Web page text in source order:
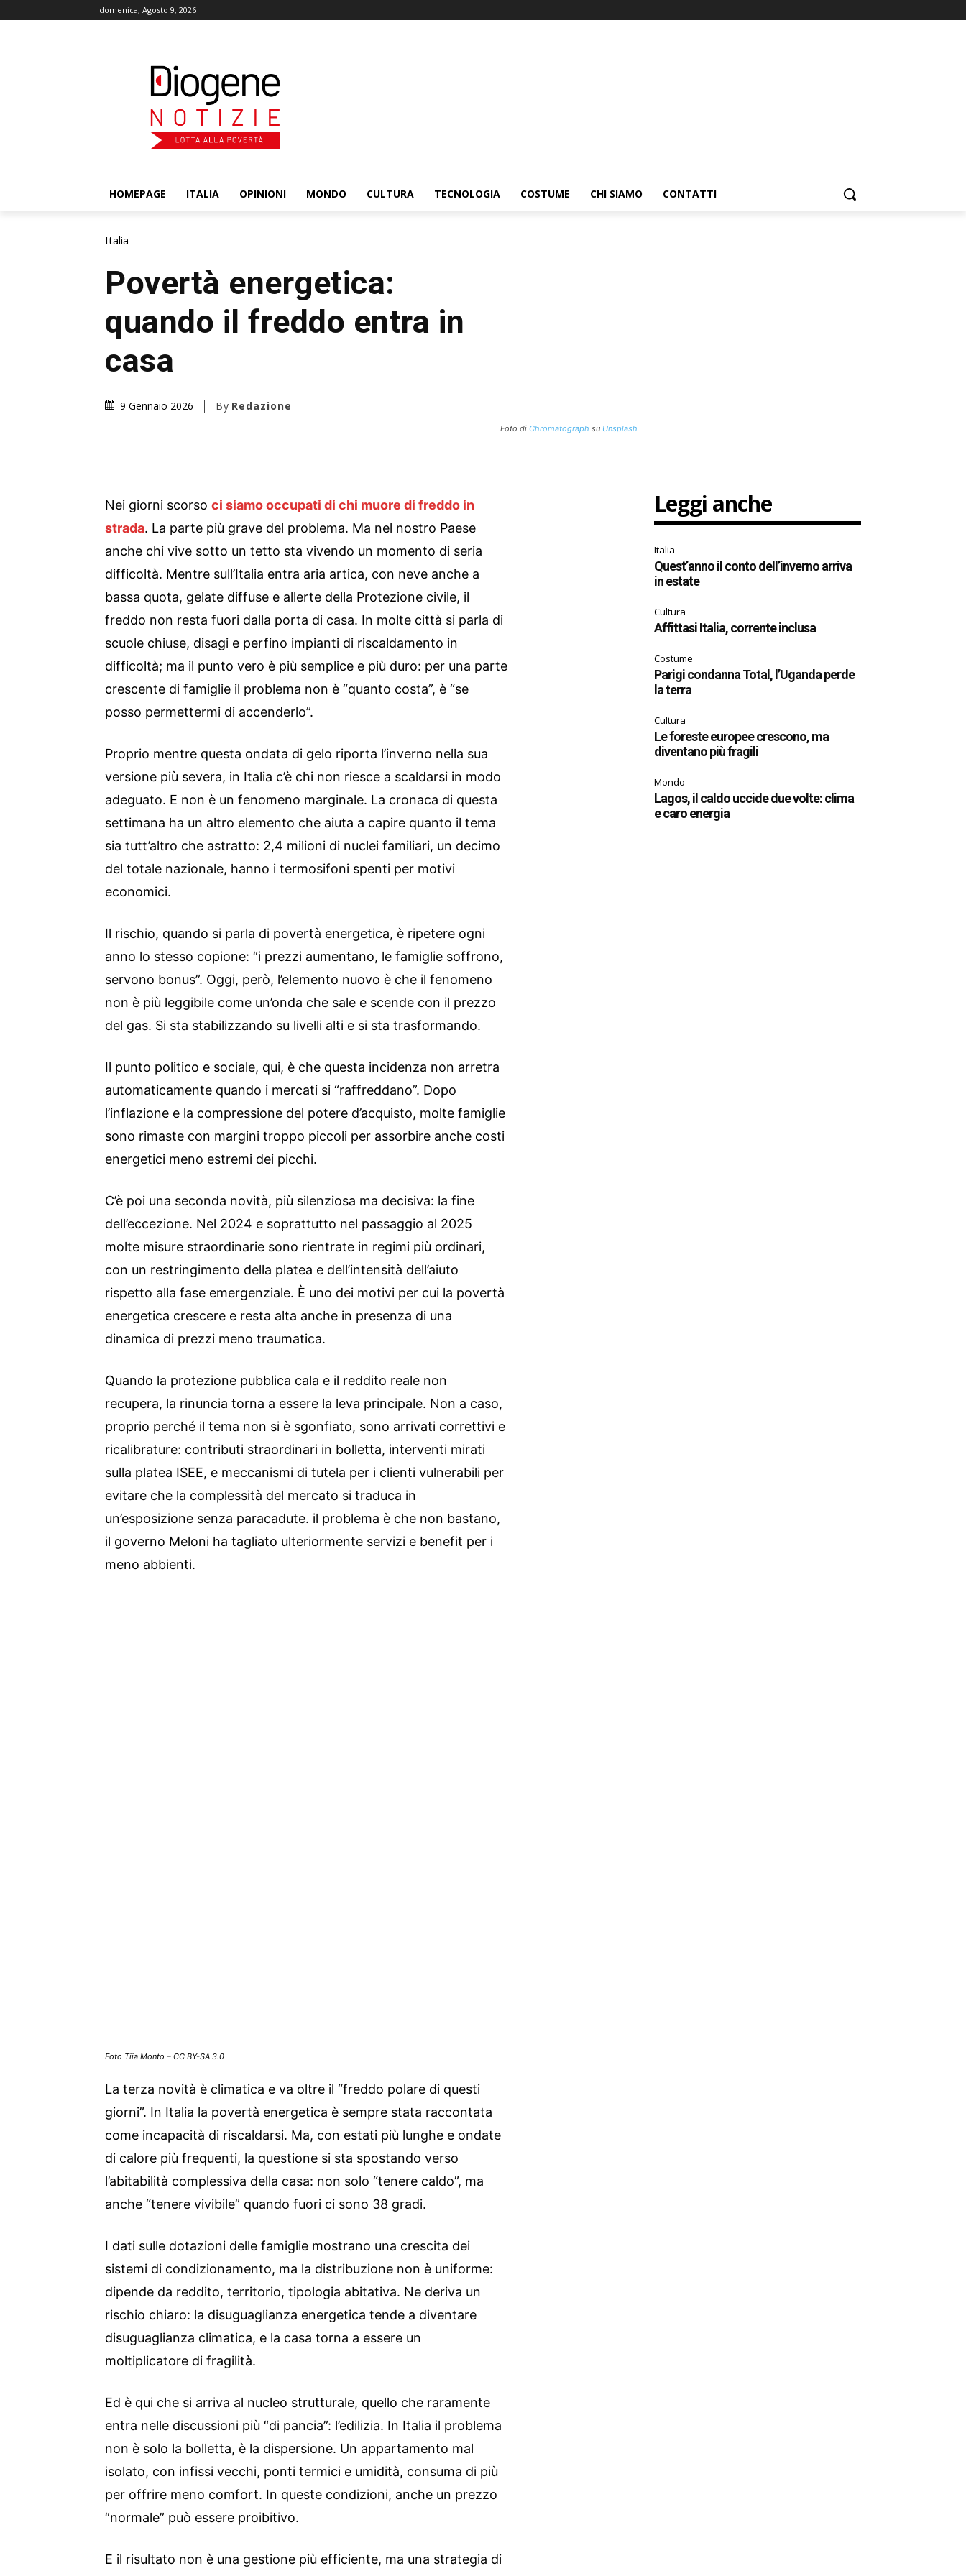
domenica, Agosto 9, 2026
HOMEPAGE ITALIA OPINIONI MONDO CULTURA TECNOLOGIA COSTUME CHI SIAMO CONTATTI
Italia
Povertà energetica:
quando il freddo entra in
casa
9 Gennaio 2026 By Redazione
Foto di Chromatograph su Unsplash
Nei giorni scorso ci siamo occupati di chi muore di freddo in
strada. La parte più grave del problema. Ma nel nostro Paese
anche chi vive sotto un tetto sta vivendo un momento di seria
difficoltà. Mentre sull’Italia entra aria artica, con neve anche a
bassa quota, gelate diffuse e allerte della Protezione civile, il
freddo non resta fuori dalla porta di casa. In molte città si parla di
scuole chiuse, disagi e perfino impianti di riscaldamento in
difficoltà; ma il punto vero è più semplice e più duro: per una parte
crescente di famiglie il problema non è “quanto costa”, è “se
posso permettermi di accenderlo”.
Proprio mentre questa ondata di gelo riporta l’inverno nella sua
versione più severa, in Italia c’è chi non riesce a scaldarsi in modo
adeguato. E non è un fenomeno marginale. La cronaca di questa
settimana ha un altro elemento che aiuta a capire quanto il tema
sia tutt’altro che astratto: 2,4 milioni di nuclei familiari, un decimo
del totale nazionale, hanno i termosifoni spenti per motivi
economici.
Il rischio, quando si parla di povertà energetica, è ripetere ogni
anno lo stesso copione: “i prezzi aumentano, le famiglie soffrono,
servono bonus”. Oggi, però, l’elemento nuovo è che il fenomeno
non è più leggibile come un’onda che sale e scende con il prezzo
del gas. Si sta stabilizzando su livelli alti e si sta trasformando.
Il punto politico e sociale, qui, è che questa incidenza non arretra
automaticamente quando i mercati si “raffreddano”. Dopo
l’inflazione e la compressione del potere d’acquisto, molte famiglie
sono rimaste con margini troppo piccoli per assorbire anche costi
energetici meno estremi dei picchi.
C’è poi una seconda novità, più silenziosa ma decisiva: la fine
dell’eccezione. Nel 2024 e soprattutto nel passaggio al 2025
molte misure straordinarie sono rientrate in regimi più ordinari,
con un restringimento della platea e dell’intensità dell’aiuto
rispetto alla fase emergenziale. È uno dei motivi per cui la povertà
energetica crescere e resta alta anche in presenza di una
dinamica di prezzi meno traumatica.
Quando la protezione pubblica cala e il reddito reale non
recupera, la rinuncia torna a essere la leva principale. Non a caso,
proprio perché il tema non si è sgonfiato, sono arrivati correttivi e
ricalibrature: contributi straordinari in bolletta, interventi mirati
sulla platea ISEE, e meccanismi di tutela per i clienti vulnerabili per
evitare che la complessità del mercato si traduca in
un’esposizione senza paracadute. il problema è che non bastano,
il governo Meloni ha tagliato ulteriormente servizi e benefit per i
meno abbienti.
Foto Tiia Monto – CC BY-SA 3.0
La terza novità è climatica e va oltre il “freddo polare di questi
giorni”. In Italia la povertà energetica è sempre stata raccontata
come incapacità di riscaldarsi. Ma, con estati più lunghe e ondate
di calore più frequenti, la questione si sta spostando verso
l’abitabilità complessiva della casa: non solo “tenere caldo”, ma
anche “tenere vivibile” quando fuori ci sono 38 gradi.
I dati sulle dotazioni delle famiglie mostrano una crescita dei
sistemi di condizionamento, ma la distribuzione non è uniforme:
dipende da reddito, territorio, tipologia abitativa. Ne deriva un
rischio chiaro: la disuguaglianza energetica tende a diventare
disuguaglianza climatica, e la casa torna a essere un
moltiplicatore di fragilità.
Ed è qui che si arriva al nucleo strutturale, quello che raramente
entra nelle discussioni più “di pancia”: l’edilizia. In Italia il problema
non è solo la bolletta, è la dispersione. Un appartamento mal
isolato, con infissi vecchi, ponti termici e umidità, consuma di più
per offrire meno comfort. In queste condizioni, anche un prezzo
“normale” può essere proibitivo.
E il risultato non è una gestione più efficiente, ma una strategia di
Leggi anche
Italia
Quest’anno il conto dell’inverno arriva
in estate
Cultura
Affittasi Italia, corrente inclusa
Costume
Parigi condanna Total, l’Uganda perde
la terra
Cultura
Le foreste europee crescono, ma
diventano più fragili
Mondo
Lagos, il caldo uccide due volte: clima
e caro energia